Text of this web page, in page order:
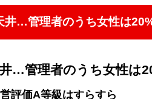
井…管理者のうち女性は
…管理者のうち女性は
評価A等級はすらすら